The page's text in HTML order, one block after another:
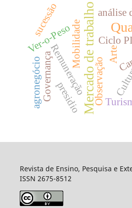
Mercado de trabalho Ciclo
RemuneraçãoObservação
Ver-o-Peso
análise
Mobilidade
Governança
agronegócio
sucessão
presidio
Arte
Revista de Ensino, Pesquisa e
ISSN 2675-8512